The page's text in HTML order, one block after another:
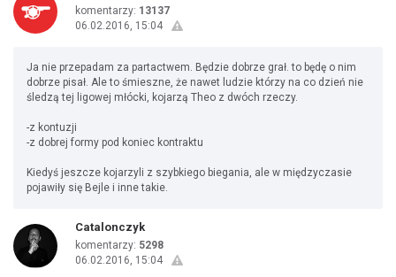
komentarzy: 13137
06.02.2016, 15:04
Ja nie przepadam za partactwem. Będzie dobrze grał. to będę o nim
dobrze pisał. Ale to śmieszne, że nawet ludzie którzy na co dzień nie
śledzą tej ligowej młócki, kojarzą Theo z dwóch rzeczy.
-z kontuzji
-z dobrej formy pod koniec kontraktu
Kiedyś jeszcze kojarzyli z szybkiego biegania, ale w międzyczasie
pojawiły się Bejle i inne takie.
Catalonczyk
komentarzy: 5298
06.02.2016, 15:04